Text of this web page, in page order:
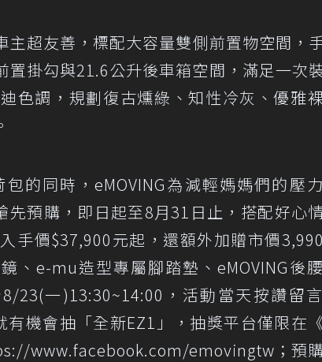
超友善，標配大容量雙側前置物空間，
掛勾與21.6公升後車箱空間，滿足一次
色調，規劃復古燻綠、知性冷灰、優雅
的同時，eMOVING為減輕媽媽們的壓
先預購，即日起至8月31日止，搭配好心
手價$37,900元起，還額外加贈市價
、e-mu造型專屬腳踏墊、eMOVING後
23(一)13:30~14:00，活動當天按讚留
機會抽「全新EZ1」，抽獎平台僅限在
www.facebook.com/emovingtw；預